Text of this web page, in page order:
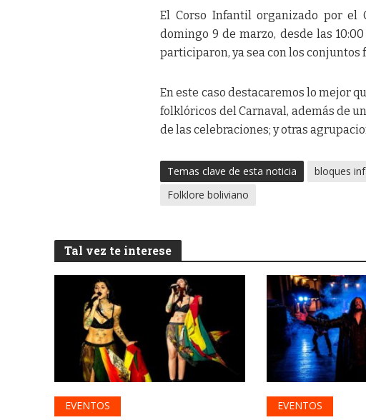
El Corso Infantil organizado por el
domingo 9 de marzo, desde las
participaron, ya sea con los
En este caso destacaremos lo mejor
folklóricos del Carnaval, además de
de las celebraciones; y otras
Temas clave de esta noticia bloques
Folklore boliviano
Tal vez te interese
EVENTOS EVENTOS